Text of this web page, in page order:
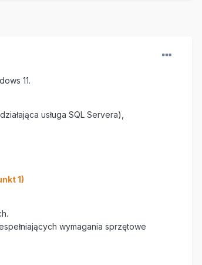
11.
usługa SQL Servera),
1)
wymagania sprzętowe